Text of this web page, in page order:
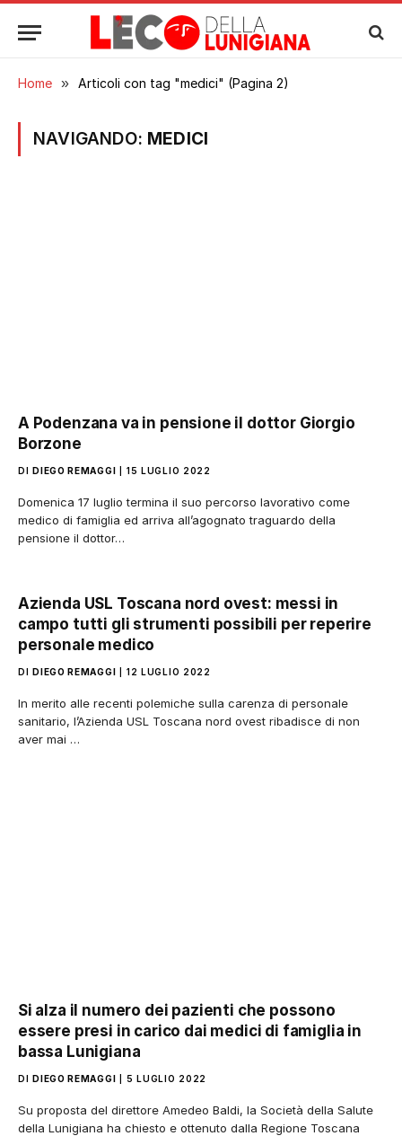
Home » Articoli con tag "medici" (Pagina 2)
NAVIGANDO: MEDICI
A Podenzana va in pensione il dottor Giorgio
Borzone
DI DIEGO REMAGGI 15 LUGLIO 2022
Domenica 17 luglio termina il suo percorso lavorativo come
medico di famiglia ed arriva all’agognato traguardo della
pensione il dottor…
Azienda USL Toscana nord ovest: messi in
campo tutti gli strumenti possibili per reperire
personale medico
DI DIEGO REMAGGI 12 LUGLIO 2022
In merito alle recenti polemiche sulla carenza di personale
sanitario, l’Azienda USL Toscana nord ovest ribadisce di non
aver mai …
Si alza il numero dei pazienti che possono
essere presi in carico dai medici di famiglia in
bassa Lunigiana
DI DIEGO REMAGGI 5 LUGLIO 2022
Su proposta del direttore Amedeo Baldi, la Società della Salute
della Lunigiana ha chiesto e ottenuto dalla Regione Toscana